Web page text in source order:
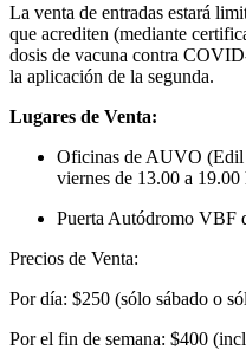
La venta de entradas estará
que acrediten (mediante
dosis de vacuna contra
la aplicación de la segunda.
Lugares de Venta:
Oficinas de AUVO (Edil
viernes de 13.00 a 19.00
Puerta Autódromo VBF
Precios de Venta:
Por día: $250 (sólo sábado o
Por el fin de semana: $400